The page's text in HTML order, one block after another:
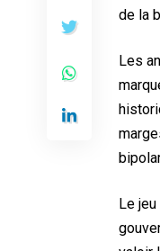
de la
Les
Le